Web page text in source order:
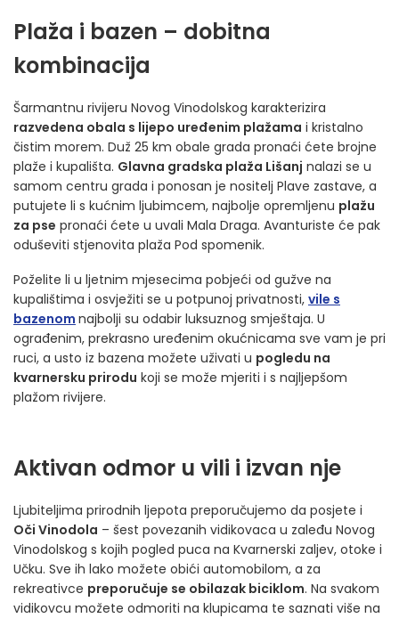
Plaža i bazen – dobitna
kombinacija
Šarmantnu rivijeru Novog Vinodolskog karakterizira
razvedena obala s lijepo uređenim plažama i kristalno
čistim morem. Duž 25 km obale grada pronaći ćete brojne
plaže i kupališta. Glavna gradska plaža Lišanj nalazi se u
samom centru grada i ponosan je nositelj Plave zastave, a
putujete li s kućnim ljubimcem, najbolje opremljenu plažu
za pse pronaći ćete u uvali Mala Draga. Avanturiste će pak
oduševiti stjenovita plaža Pod spomenik.
Poželite li u ljetnim mjesecima pobjeći od gužve na
kupalištima i osvježiti se u potpunoj privatnosti, vile s
bazenom najbolji su odabir luksuznog smještaja. U
ograđenim, prekrasno uređenim okućnicama sve vam je pri
ruci, a usto iz bazena možete uživati u pogledu na
kvarnersku prirodu koji se može mjeriti i s najljepšom
plažom rivijere.
Aktivan odmor u vili i izvan nje
Ljubiteljima prirodnih ljepota preporučujemo da posjete i
Oči Vinodola – šest povezanih vidikovaca u zaleđu Novog
Vinodolskog s kojih pogled puca na Kvarnerski zaljev, otoke i
Učku. Sve ih lako možete obići automobilom, a za
rekreativce preporučuje se obilazak biciklom. Na svakom
vidikovcu možete odmoriti na klupicama te saznati više na